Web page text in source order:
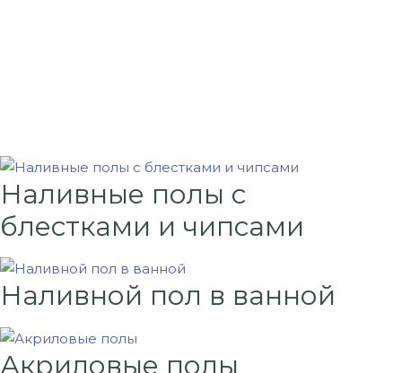
Наливные полы с
блестками и чипсами
Наливной пол в ванной
Акриловые полы